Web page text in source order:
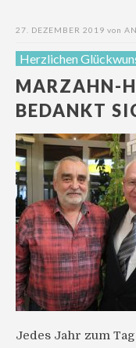
27. DEZEMBER 2019 von
Herzlichen
MARZAHN-
BEDANKT
Jedes Jahr zum